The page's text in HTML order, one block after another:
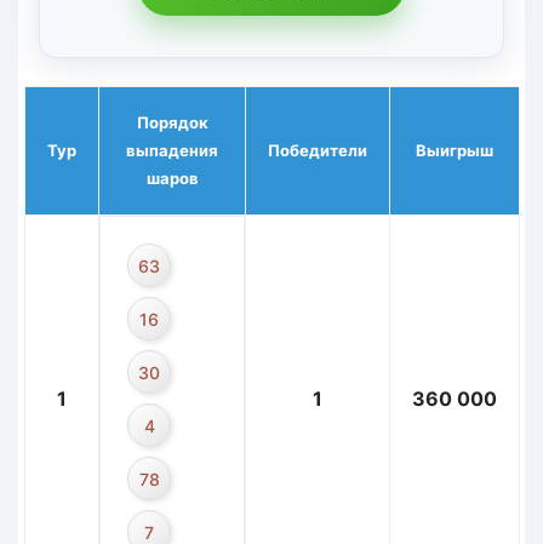
Тур
Порядок
выпадения
шаров
Победители Выигрыш
1
63
16
30
4
78
7
1 360 000